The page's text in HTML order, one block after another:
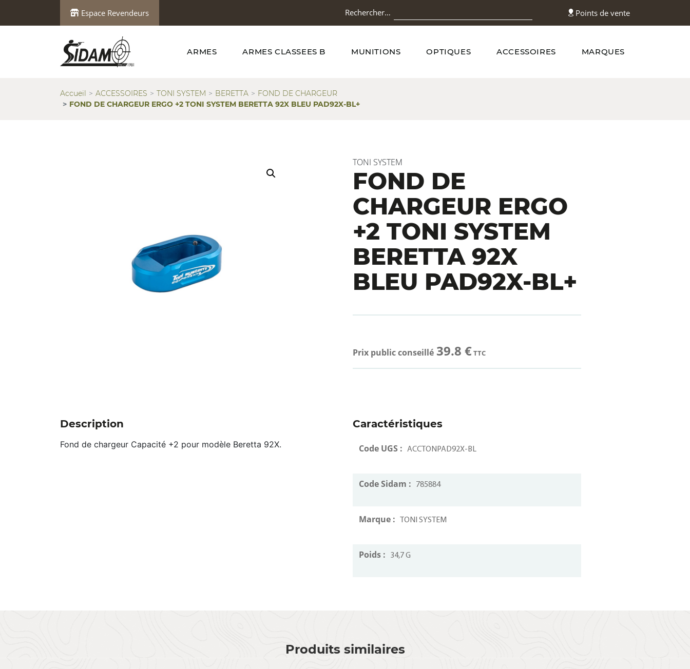
Espace Revendeurs Rechercher… Points de vente
ARMES ARMES CLASSEES B MUNITIONS OPTIQUES ACCESSOIRES MARQUES
Accueil ACCESSOIRES TONI SYSTEM BERETTA
FOND DE CHARGEUR
FOND DE CHARGEUR ERGO +2 TONI SYSTEM BERETTA 92X BLEU PAD92X-BL+
TONI SYSTEM
FOND DE
CHARGEUR ERGO
+2 TONI SYSTEM
BERETTA 92X
BLEU PAD92X-BL+
Prix public conseillé 39.8 €TTC
Description
Fond de chargeur Capacité +2 pour modèle Beretta 92X.
Caractéristiques
Code UGS : ACCTONPAD92X-BL
Code Sidam : 785884
Marque : TONI SYSTEM
Poids : 34,7 G
Produits similaires